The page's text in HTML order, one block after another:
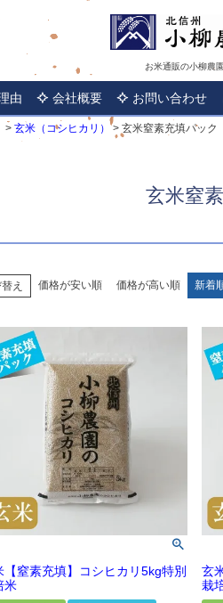
お米通販の小柳農
由 会社概要 お問い合わせ
玄米（コシヒカリ） 玄米窒素充填パック
玄米窒
え 価格が安い順 価格が高い順 新着
【窒素充填】コシヒカリ5kg特別
米
玄
栽